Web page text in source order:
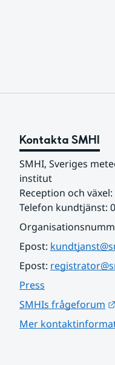
Kontakta SMHI
SMHI, Sveriges
institut
Reception och växel:
Telefon kundtjänst:
Epost:
Epost:
Press
SMHIs frågeforum
Mer